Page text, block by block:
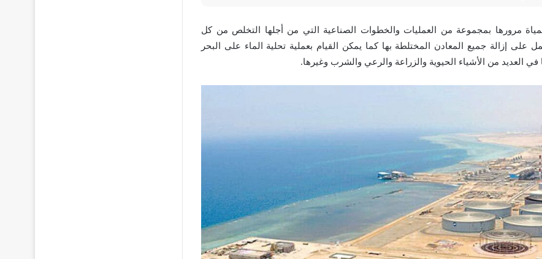
مرورها بمجموعة من العمليات والخطوات الصناعية التي من أجلها التخلص من كل
على إزالة جميع المعادن المختلطة بها كما يمكن القيام بعملية تحلية الماء على البحر
العديد من الأشياء الحيوية والزراعة والرعي والشرب وغيرها.